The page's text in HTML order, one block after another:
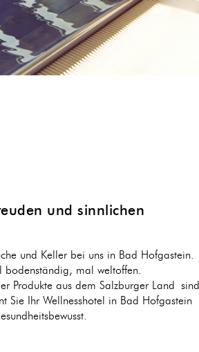
und sinnlichen
und Keller bei uns in Bad Hofgastein.
bodenständig, mal weltoffen.
Produkte aus dem Salzburger Land sind
Sie Ihr Wellnesshotel in Bad Hofgastein